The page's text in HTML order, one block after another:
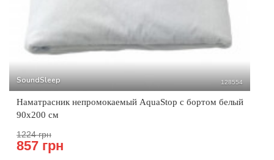
SoundSleep 128554
Наматрасник непромокаемый AquaStop с бортом белый
90х200 см
1224 грн
857 грн